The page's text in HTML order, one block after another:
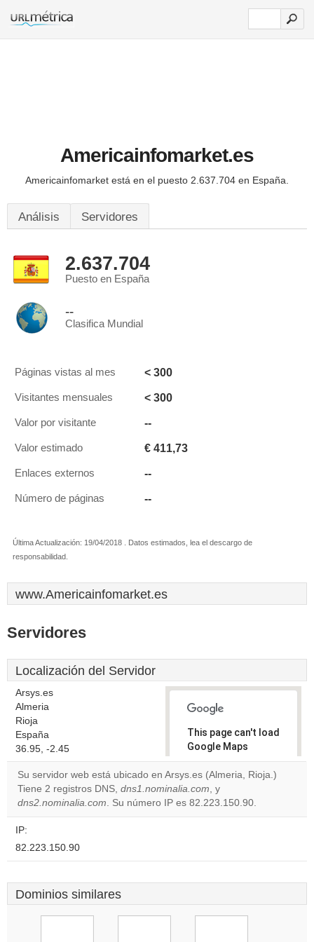
Americainfomarket.es
Americainfomarket está en el puesto 2.637.704 en España.
Análisis Servidores
2.637.704
Puesto en España
--
Clasifica Mundial
Páginas vistas al mes < 300
Visitantes mensuales < 300
Valor por visitante --
Valor estimado € 411,73
Enlaces externos --
Número de páginas --
Última Actualización: 19/04/2018 . Datos estimados, lea el descargo de
responsabilidad.
www.Americainfomarket.es
Servidores
Localización del Servidor
Arsys.es
Almeria
Rioja
España
36.95, -2.45
This page can't load
Google Maps
correctly.
Do you
own this
Su servidor web está ubicado en Arsys.es (Almeria, Rioja.)
Tiene 2 registros DNS, dns1.nominalia.com, y
dns2.nominalia.com. Su número IP es 82.223.150.90.
IP:
82.223.150.90
Dominios similares